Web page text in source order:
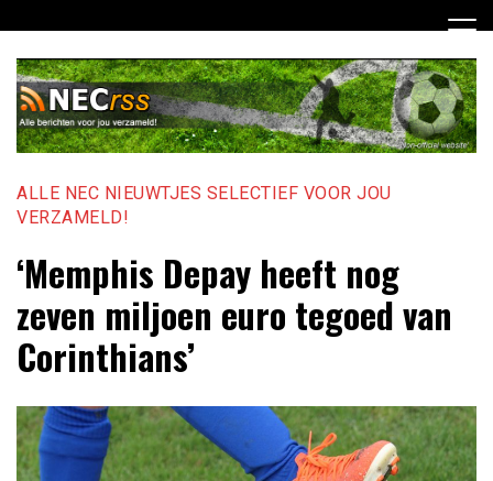
naar
inhoud
ALLE NEC NIEUWTJES SELECTIEF VOOR JOU
VERZAMELD!
‘Memphis Depay heeft nog
zeven miljoen euro tegoed van
Corinthians’